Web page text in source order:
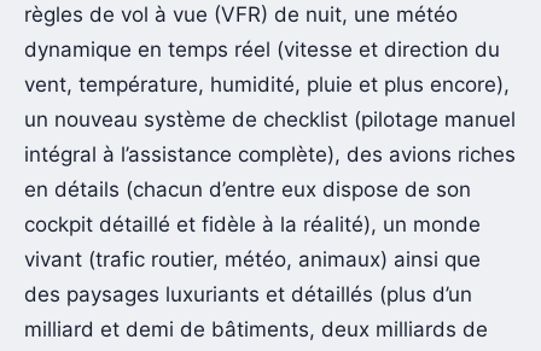
règles de vol à vue (VFR) de nuit, une météo
dynamique en temps réel (vitesse et direction du
vent, température, humidité, pluie et plus encore),
un nouveau système de checklist (pilotage manuel
intégral à l’assistance complète), des avions riches
en détails (chacun d’entre eux dispose de son
cockpit détaillé et fidèle à la réalité), un monde
vivant (trafic routier, météo, animaux) ainsi que
des paysages luxuriants et détaillés (plus d’un
milliard et demi de bâtiments, deux milliards de